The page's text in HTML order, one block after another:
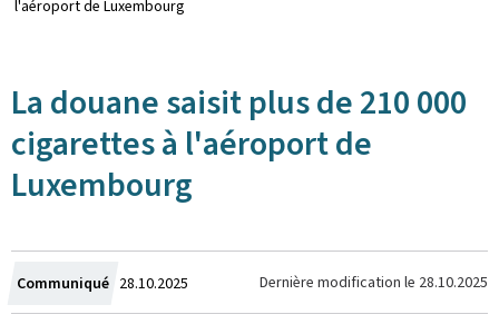
l'aéroport de Luxembourg
La douane saisit plus de 210 000
cigarettes à l'aéroport de
Luxembourg
Communiqué Crée
le
28.10.2025 Dernière modification le 28.10.2025